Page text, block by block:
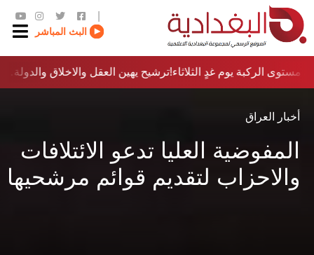
البث المباشر
ترشيح يهين العقل والاخلاق والدولة…؟!مستوى الركبة يوم غدٍ الثلاثاء
أخبار العراق
المفوضية العليا تدعو الائتلافات
والاحزاب لتقديم قوائم مرشحيها